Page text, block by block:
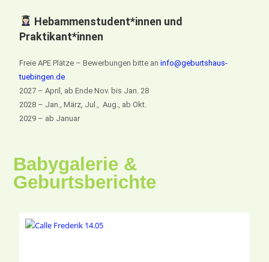
Hebammenstudent*innen und
Praktikant*innen
Freie APE Plätze – Bewerbungen bitte aninfo@geburtshaus-
tuebingen.de
2027 – April, ab Ende Nov. bis Jan. 28
2028 – Jan., März, Jul., Aug., ab Okt.
2029 – ab Januar
Babygalerie &
Geburtsberichte